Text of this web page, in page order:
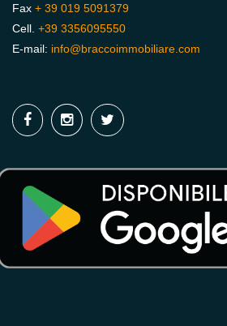
Fax + 39 019 5091379
Cell. +39 3356095550
E-mail: info@braccoimmobiliare.com